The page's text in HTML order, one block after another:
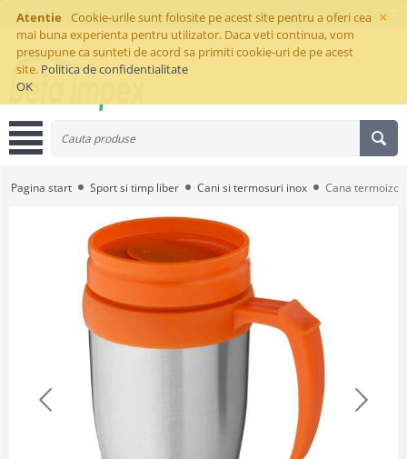
×
Atentie
Cookie-urile sunt folosite pe acest site pentru a oferi cea
mai buna experienta pentru utilizator. Daca veti continua, vom
presupune ca sunteti de acord sa primiti cookie-uri de pe acest
site. Politica de confidentialitate
OK
Pagina start Sport si timp liber Cani si termosuri inox Cana